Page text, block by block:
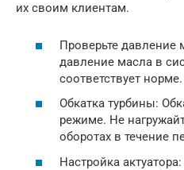
их своим клиентам.
Проверьте давление
давление масла в
соответствует норме.
Обкатка турбины:
режиме. Не
оборотах в течение
Настройка